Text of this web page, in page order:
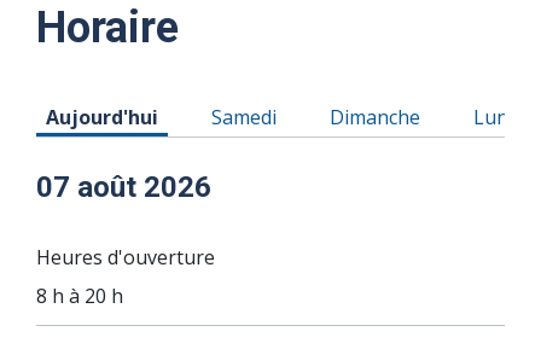
Horaire
Horaire du Vendredi 07 août 2026
Aujourd'hui Horaire du Samedi 08 août 2026
Samedi Horaire du Dimanche
Dimanche Lundi
07 août 2026
Heures d'ouverture
8 h à 20 h